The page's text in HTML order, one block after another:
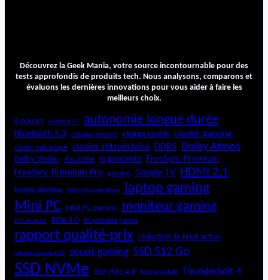
Découvrez la Geek Mania, votre source incontournable pour des
tests approfondis de produits tech. Nous analysons, comparons et
évaluons les dernières innovations pour vous aider à faire les
meilleurs choix.
6 pouces Android 15 autonomie longue durée
Bluetooth 5.3 casque gaming charge rapide clavier gaming
clavier mécanique clavier rétroéclairé DDR5 Dolby Atmos
Dolby Vision durabilité ergonomie
FreeSync Premium
FreeSync Premium Pro
gaming Google TV HDMI 2.1
home cinéma laptop bureautique laptop gaming
Mini PC mini PC gaming moniteur gaming
PC compact PCIe 5.0 PC portable gamer
rapport qualité-prix réduction de bruit active
rétroéclairage RGB souris gaming SSD 512 Go
SSD NVMe SSD PCIe 4.0 test produit Thunderbolt 4